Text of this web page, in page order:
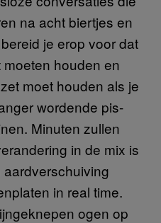
na acht biertjes en
je erop voor dat
houden en
moet houden als je
wordende pis-
Minuten zullen
in de mix is
in real time.
ogen op